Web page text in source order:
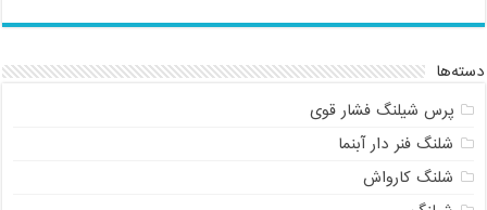
دسته‌ها
پرس شیلنگ فشار قوی
شلنگ فنر دار آبنما
شلنگ کارواش